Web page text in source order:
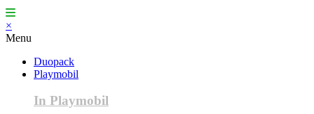
×
Menu
Duopack
Playmobil
In Playmobil